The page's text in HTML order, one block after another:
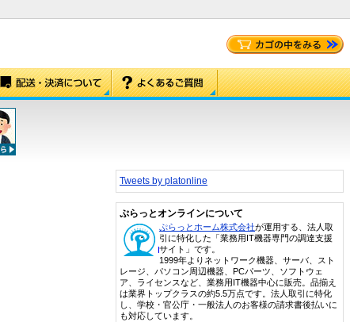
Tweets by platonline
ぷらっとオンラインについて
ぷらっとホーム株式会社が運用する、法人取
引に特化した「業務用IT機器専門の調達支援
サイト」です。
1999年よりネットワーク機器、サーバ、スト
レージ、パソコン周辺機器、PCパーツ、ソフトウェ
ア、ライセンスなど、業務用IT機器中心に販売。品揃え
は業界トップクラスの約5.5万点です。法人取引に特化
し、学校・官公庁・一般法人のお客様の請求書後払いに
も対応しています。